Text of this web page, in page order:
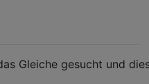
Gleiche gesucht und